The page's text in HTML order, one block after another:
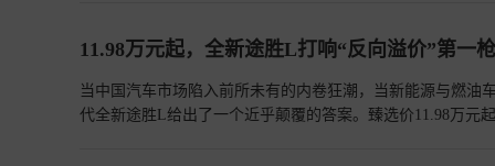
11.98万元起，全新途胜L打响“反向溢价”第一枪
当中国汽车市场陷入前所未有的内卷狂潮，当新能源与燃油
代全新途胜L给出了一个近乎颠覆的答案。臻选价11.98万元